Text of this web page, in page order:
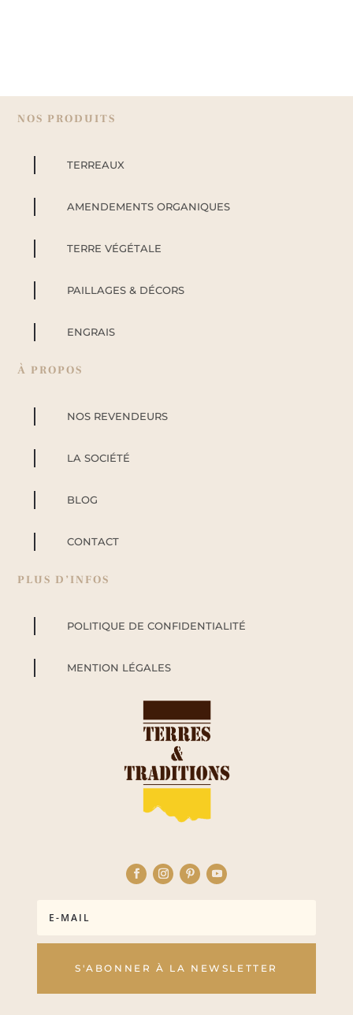
NOS PRODUITS
TERREAUX
AMENDEMENTS ORGANIQUES
TERRE VÉGÉTALE
PAILLAGES & DÉCORS
ENGRAIS
À PROPOS
NOS REVENDEURS
LA SOCIÉTÉ
BLOG
CONTACT
PLUS D’INFOS
POLITIQUE DE CONFIDENTIALITÉ
MENTION LÉGALES
S'ABONNER À LA NEWSLETTER